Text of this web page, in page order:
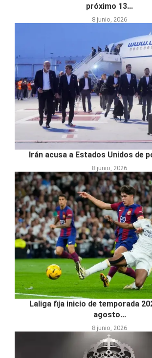
próximo 13...
8 junio, 2026
Irán acusa a Estados Unidos de
8 junio, 2026
Laliga fija inicio de temporada
agosto...
8 junio, 2026